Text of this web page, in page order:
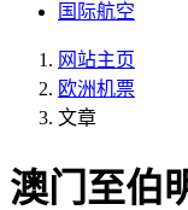
国际航空
网站主页
欧洲机票
文章
澳门至伯